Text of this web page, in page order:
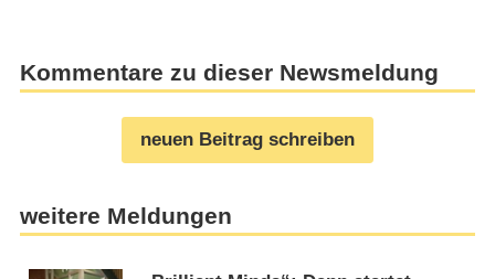
Kommentare zu dieser Newsmeldung
neuen Beitrag schreiben
weitere Meldungen